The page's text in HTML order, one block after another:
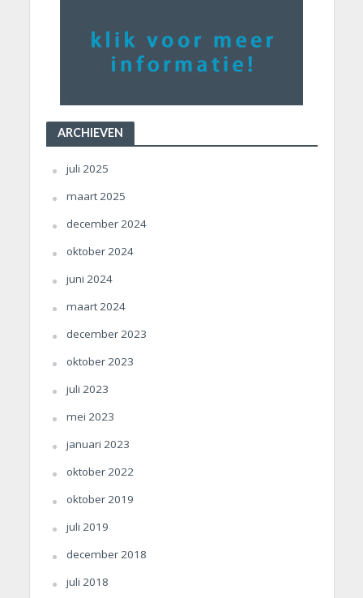
ARCHIEVEN
juli 2025
maart 2025
december 2024
oktober 2024
juni 2024
maart 2024
december 2023
oktober 2023
juli 2023
mei 2023
januari 2023
oktober 2022
oktober 2019
juli 2019
december 2018
juli 2018